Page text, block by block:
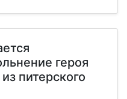
героя
питерского